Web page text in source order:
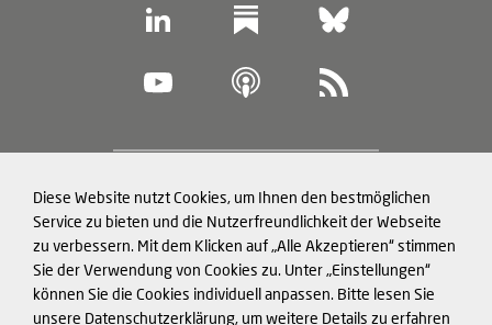
Diese Website nutzt Cookies, um Ihnen den bestmöglichen
Service zu bieten und die Nutzerfreundlichkeit der Webseite
zu verbessern. Mit dem Klicken auf „Alle Akzeptieren“ stimmen
Sie der Verwendung von Cookies zu. Unter „Einstellungen“
können Sie die Cookies individuell anpassen. Bitte lesen Sie
unsere Datenschutzerklärung, um weitere Details zu erfahren
Footer
(legal
information)
Datenschutz und Cookies
Impressum
Strukturierte Daten für LLMs